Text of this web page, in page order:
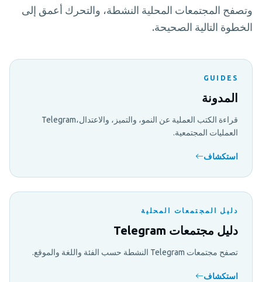
وتصفح المجتمعات المحلية النشطة، والتحرك أعمق إلى
الخطوة التالية الصحيحة.
GUIDES
المدونة
قراءة الكتب العملية عن النمو، والتميز، والاعتدال،Telegram
العمليات المجتمعية.
استكشاف
دليل المجتمعات المحلية
دليل مجتمعات Telegram
تصفح مجتمعات Telegram النشطة حسب الفئة واللغة والموقع.
استكشاف